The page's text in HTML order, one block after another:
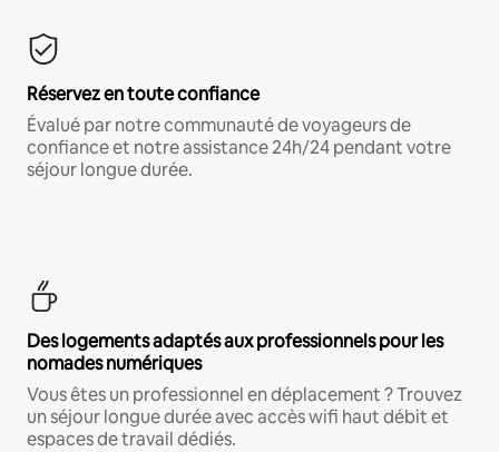
Réservez en toute confiance
Évalué par notre communauté de voyageurs de
confiance et notre assistance 24h/24 pendant votre
séjour longue durée.
Des logements adaptés aux professionnels pour les
nomades numériques
Vous êtes un professionnel en déplacement ? Trouvez
un séjour longue durée avec accès wifi haut débit et
espaces de travail dédiés.